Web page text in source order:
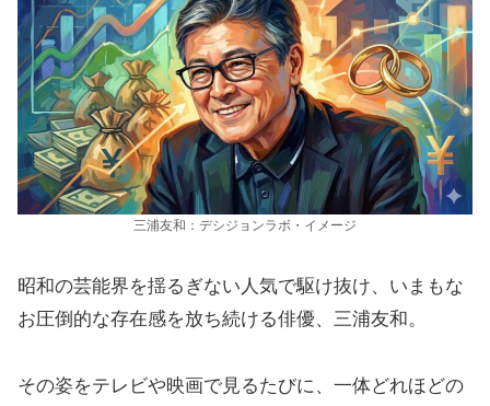
三浦友和：デシジョンラボ・イメージ
昭和の芸能界を揺るぎない人気で駆け抜け、いまもな
お圧倒的な存在感を放ち続ける俳優、三浦友和。
その姿をテレビや映画で見るたびに、一体どれほどの